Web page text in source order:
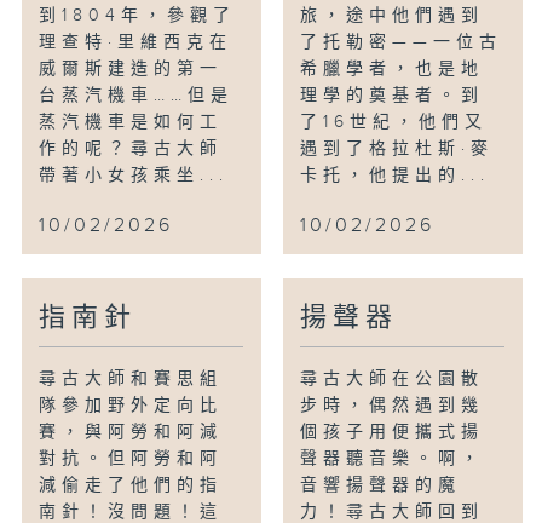
到1804年，參觀了
理查特·里維西克在
威爾斯建造的第一
台蒸汽機車……但是
蒸汽機車是如何工
作的呢？尋古大師
帶著小女孩乘坐...
10/02/2026
旅，途中他們遇到
了托勒密——一位古
希臘學者，也是地
理學的奠基者。到
了16世紀，他們又
遇到了格拉杜斯·麥
卡托，他提出的...
10/02/2026
指南針
尋古大師和賽思組
隊參加野外定向比
賽，與阿勞和阿減
對抗。但阿勞和阿
減偷走了他們的指
南針！沒問題！這
揚聲器
尋古大師在公園散
步時，偶然遇到幾
個孩子用便攜式揚
聲器聽音樂。啊，
音響揚聲器的魔
力！尋古大師回到